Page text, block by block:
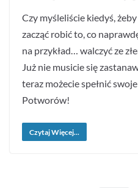
Czy myśleliście kiedyś,
zacząć robić to, co
na przykład… walczyć ze
Już nie musicie się
teraz możecie spełnić
Potworów!
Czytaj Więcej...